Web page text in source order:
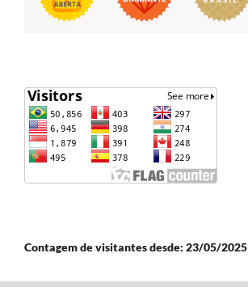
Contagem de visitantes desde: 23/05/2025